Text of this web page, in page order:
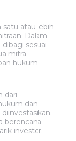
satu atau lebih
Dalam
sesuai
mitra
hukum.
dari
dan
berencana
investor.